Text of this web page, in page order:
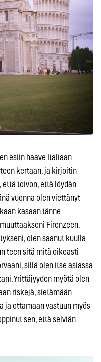
esiin haave Italiaan
kertaan, ja kirjoitin
toivon, että löydän
vuonna olen viettänyt
kasaan tänne
Firenzeen.
olen saanut kuulla
teen sitä mitä oikeasti
sillä olen itse asiassa
Yrittäjyyden myötä olen
riskejä, sietämään
ja ottamaan vastuun myös
sen, että selviän